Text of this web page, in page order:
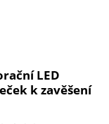
LED
k zavěšení